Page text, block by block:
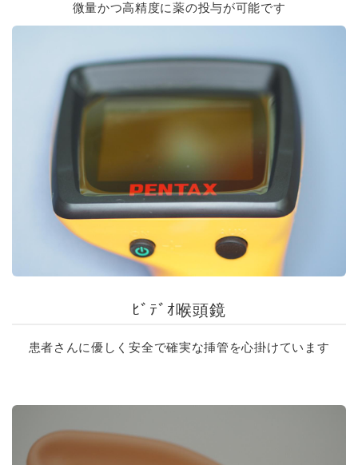
微量かつ高精度に薬の投与が可能です
ﾋﾞﾃﾞｵ喉頭鏡
患者さんに優しく安全で確実な挿管を心掛けています